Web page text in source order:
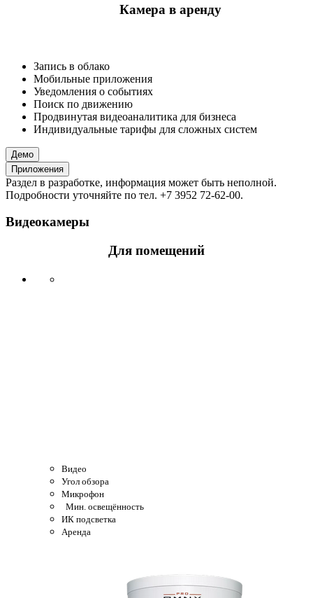
Камера в аренду
Запись в облако
Мобильные приложения
Уведомления о событиях
Поиск по движению
Продвинутая видеоаналитика для бизнеса
Индивидуальные тарифы для сложных систем
Демо
Приложения
Раздел в разработке, информация может быть неполной.
Подробности уточняйте по тел. +7 3952 72-62-00.
Видеокамеры
Для помещений
Видео
Угол обзора
Микрофон
Мин. освещённость
ИК подсветка
Аренда